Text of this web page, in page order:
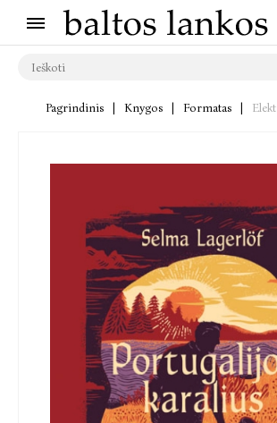
Pagrindinis Knygos Formatas